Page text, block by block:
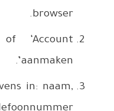
Klik op
Vul uw